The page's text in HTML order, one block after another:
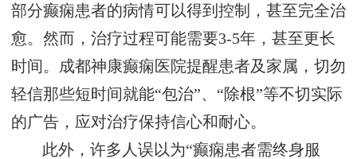
部分癫痫患者的病情可以得到控制，甚至完全治
愈。然而，治疗过程可能需要3-5年，甚至更长
时间。成都神康癫痫医院提醒患者及家属，切勿
轻信那些短时间就能“包治”、“除根”等不切实际
的广告，应对治疗保持信心和耐心。
此外，许多人误以为“癫痫患者需终身服